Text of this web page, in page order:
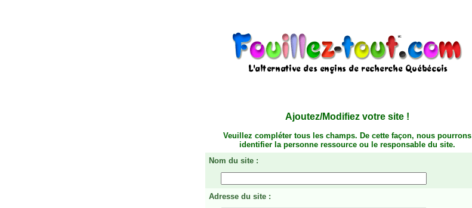
Ajoutez/Modifiez votre site !
Veuillez compléter tous les champs. De cette façon, nous pourrons
identifier la personne ressource ou le responsable du site.
Nom du site :
Adresse du site :